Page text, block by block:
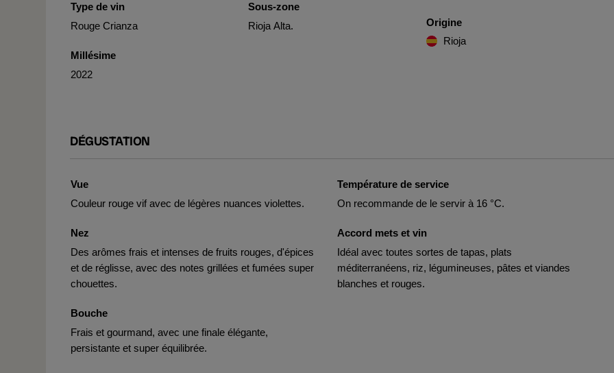
Type de vin
Rouge Crianza
Millésime
2022
Sous-zone
Rioja Alta.
Origine
Rioja
DÉGUSTATION
Vue
Couleur rouge vif avec de légères nuances violettes.
Nez
Des arômes frais et intenses de fruits rouges, d'épices
et de réglisse, avec des notes grillées et fumées super
chouettes.
Bouche
Frais et gourmand, avec une finale élégante,
persistante et super équilibrée.
Température de service
On recommande de le servir à 16 °C.
Accord mets et vin
Idéal avec toutes sortes de tapas, plats
méditerranéens, riz, légumineuses, pâtes et viandes
blanches et rouges.